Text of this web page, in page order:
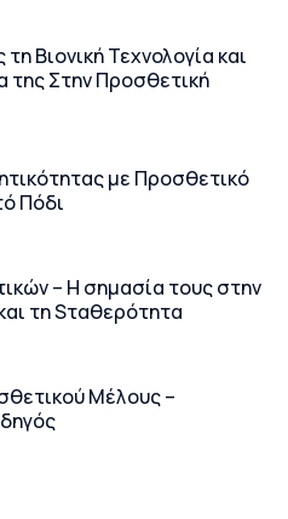
Βιονική Τεχνολογία και
της Στην Προσθετική
με Προσθετικό
Πόδι
– Η σημασία τους στην
τη Sταθερότητα
Μέλους –